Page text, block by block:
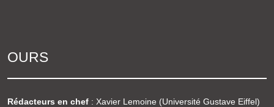
OURS
Rédacteurs en chef : Xavier Lemoine (Université Gustave Eiffel)